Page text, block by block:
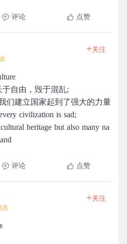
评论 点赞
+关注
自由，毁于混乱;
们建立国家起到了强大的力量
civilization is sad;
heritage but also many na
评论 点赞
选
+关注